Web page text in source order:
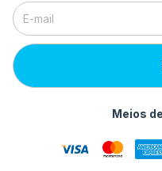
Meios